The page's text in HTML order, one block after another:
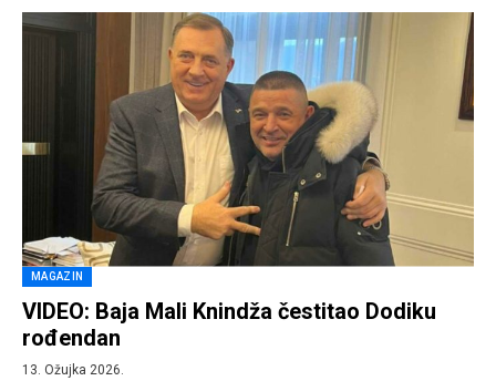
MAGAZIN
VIDEO: Baja Mali Knindža čestitao Dodiku
rođendan
13. Ožujka 2026.